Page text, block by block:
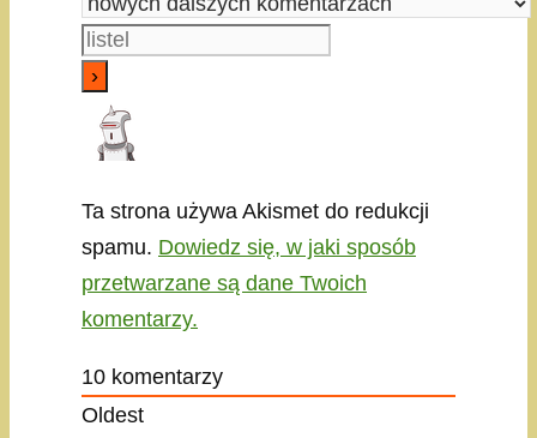
Ta strona używa Akismet do redukcji
spamu. Dowiedz się, w jaki sposób
przetwarzane są dane Twoich
komentarzy.
10 komentarzy
Oldest